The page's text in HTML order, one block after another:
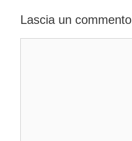
Lascia un commento